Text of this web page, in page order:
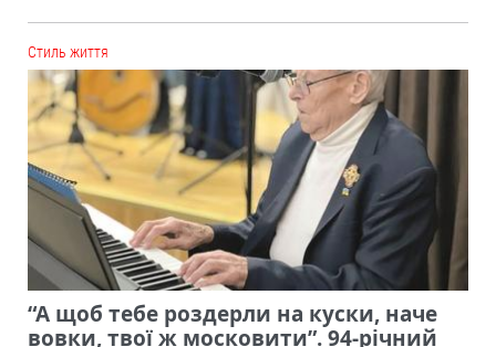
Cтиль життя
“А щоб тебе роздерли на куски, наче
вовки, твої ж московити”. 94-річний